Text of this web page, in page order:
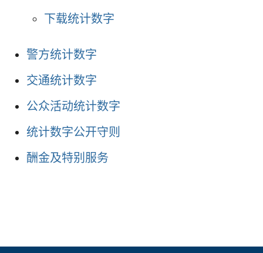
下载统计数字
警方统计数字
交通统计数字
公众活动统计数字
统计数字公开守则
酬金及特别服务